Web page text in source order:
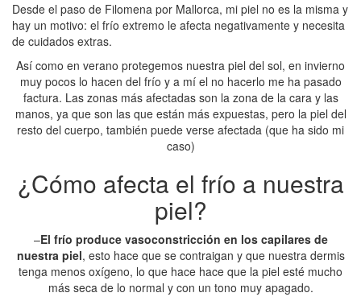
Desde el paso de Filomena por Mallorca, mi piel no es la misma y
hay un motivo: el frío extremo le afecta negativamente y necesita
de cuidados extras.
Así como en verano protegemos nuestra piel del sol, en invierno
muy pocos lo hacen del frío y a mí el no hacerlo me ha pasado
factura. Las zonas más afectadas son la zona de la cara y las
manos, ya que son las que están más expuestas, pero la piel del
resto del cuerpo, también puede verse afectada (que ha sido mi
caso)
¿Cómo afecta el frío a nuestra
piel?
–El frío produce vasoconstricción en los capilares de
nuestra piel, esto hace que se contraigan y que nuestra dermis
tenga menos oxígeno, lo que hace hace que la piel esté mucho
más seca de lo normal y con un tono muy apagado.